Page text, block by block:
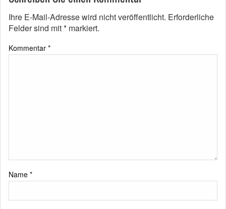
Ihre E-Mail-Adresse wird nicht veröffentlicht. Erforderliche
Felder sind mit* markiert.
Kommentar *
Name *